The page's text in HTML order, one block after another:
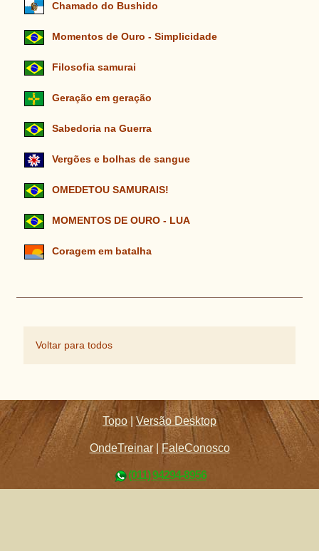
Chamado do Bushido
Momentos de Ouro - Simplicidade
Filosofia samurai
Geração em geração
Sabedoria na Guerra
Vergões e bolhas de sangue
OMEDETOU SAMURAIS!
MOMENTOS DE OURO - LUA
Coragem em batalha
Voltar para todos
Topo |Versão Desktop
OndeTreinar| FaleConosco
(011) 94294-8956